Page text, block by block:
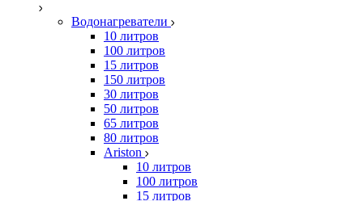
Водонагреватели
10 литров
100 литров
15 литров
150 литров
30 литров
50 литров
65 литров
80 литров
Ariston
10 литров
100 литров
15 литров